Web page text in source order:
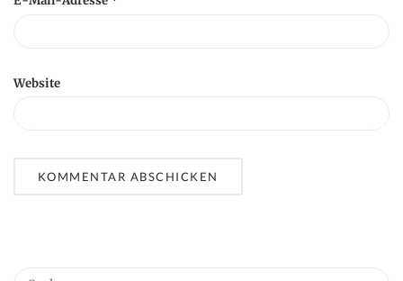
Website